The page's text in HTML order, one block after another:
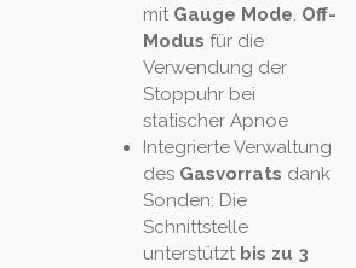
mit Gauge Mode. Off-
Modus für die
Verwendung der
Stoppuhr bei
statischer Apnoe
Integrierte Verwaltung
des Gasvorrats dank
Sonden: Die
Schnittstelle
unterstützt bis zu 3